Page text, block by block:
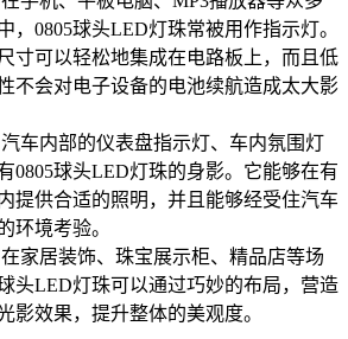
，0805球头LED灯珠常被用作指示灯。
寸可以轻松地集成在电路板上，而且低
不会对电子设备的电池续航造成太大影
汽车内部的仪表盘指示灯、车内氛围灯
0805球头LED灯珠的身影。它能够在有
提供合适的照明，并且能够经受住汽车
环境考验。
在家居装饰、珠宝展示柜、精品店等场
头LED灯珠可以通过巧妙的布局，营造
影效果，提升整体的美观度。